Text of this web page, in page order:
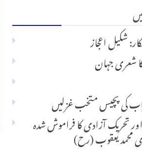
شکیل اعجاز
شعری جہان
کی پچیس متخب غزلیں
تحریک آزادی کا فراموش شدہ
محمد یعقوب (رح)